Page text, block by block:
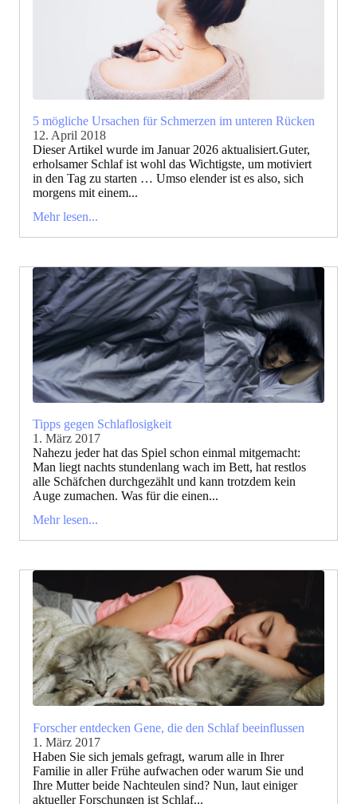
5 mögliche Ursachen für Schmerzen im unteren Rücken
12. April 2018
Dieser Artikel wurde im Januar 2026 aktualisiert.Guter,
erholsamer Schlaf ist wohl das Wichtigste, um motiviert
in den Tag zu starten … Umso elender ist es also, sich
morgens mit einem...
Mehr lesen...
Tipps gegen Schlaflosigkeit
1. März 2017
Nahezu jeder hat das Spiel schon einmal mitgemacht:
Man liegt nachts stundenlang wach im Bett, hat restlos
alle Schäfchen durchgezählt und kann trotzdem kein
Auge zumachen. Was für die einen...
Mehr lesen...
Forscher entdecken Gene, die den Schlaf beeinflussen
1. März 2017
Haben Sie sich jemals gefragt, warum alle in Ihrer
Familie in aller Frühe aufwachen oder warum Sie und
Ihre Mutter beide Nachteulen sind? Nun, laut einiger
aktueller Forschungen ist Schlaf...